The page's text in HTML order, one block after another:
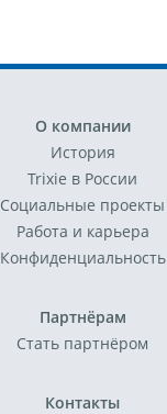
О компании
История
Trixie в России
Социальные проекты
Работа и карьера
Конфиденциальность
Партнёрам
Стать партнёром
Контакты